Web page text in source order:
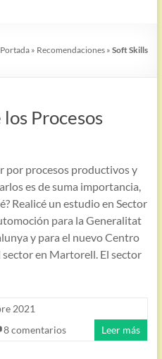
Portada » Recomendaciones »Soft Skills
Procesos
por procesos productivos y
es de suma importancia,
Realicé un estudio en Sector
para la Generalitat
y para el nuevo Centro
en Martorell. El sector
2021
8 comentarios Leer más